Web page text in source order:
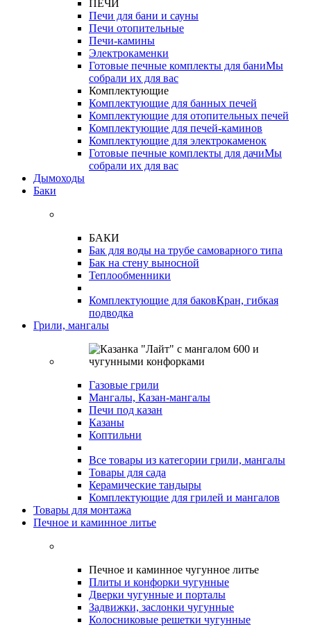
ПЕЧИ
Печи для бани и сауны
Печи отопительные
Печи-камины
Электрокаменки
Готовые печные комплекты для баниМы
собрали их для вас
Комплектующие
Комплектующие для банных печей
Комплектующие для отопительных печей
Комплектующие для печей-каминов
Комплектующие для электрокаменок
Готовые печные комплекты для дачиМы
собрали их для вас
Дымоходы
Баки
БАКИ
Бак для воды на трубе самоварного типа
Бак на стену выносной
Теплообменники
Комплектующие для баковКран, гибкая
подводка
Грили, мангалы
Газовые грили
Мангалы, Казан-мангалы
Печи под казан
Казаны
Коптильни
Все товары из категории грили, мангалы
Товары для сада
Керамические тандыры
Комплектующие для грилей и мангалов
Товары для монтажа
Печное и каминное литье
Печное и каминное чугунное литье
Плиты и конфорки чугунные
Дверки чугунные и порталы
Задвижки, заслонки чугунные
Колосниковые решетки чугунные